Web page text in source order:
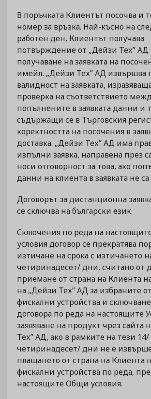
В поръчката Клиентът посочва и
номер за връзка. Най-късно на
работен ден, Клиентът получава
потвърждение от „Дейзи Тех” АД
получаване на заявката на
имейл. „Дейзи Тех” АД извършва
валидност на заявката,
проверка на съответствието
попълнените в заявката данни и
съдържащи се в Търговския
коректността на посочения в
доставка. „Дейзи Тех” АД има
изпълни заявка, направена през
носи отговорност за това, ако
данни на клиента в заявката не
Договорът за дистанционна
се сключва на български език.
Сключения по реда на
условия договор се прекратява
изтичане на срока с изтичането
четиринадесет/ дни, считано от
приемане от страна на Клиента
на „Дейзи Тех” АД за избраните
фискални устройства и
договора по реда на настоящите
заявяване на продукт чрез сайта
Тех” АД, ако в рамките на тези 14/
четиринадесет/ дни не е
плащането от страна на Клиента
фискални устройства по реда,
настоящите Общи условия.